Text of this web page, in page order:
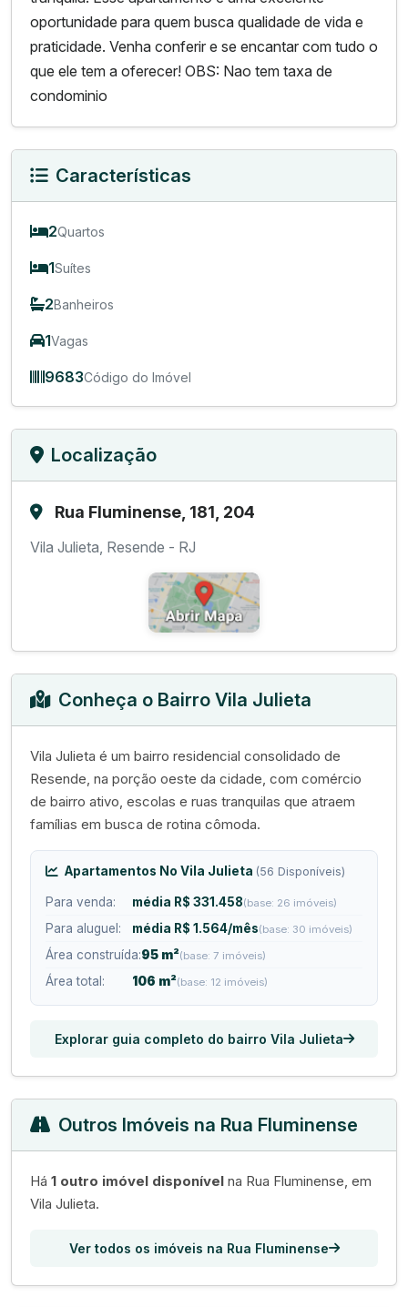
oportunidade para quem busca qualidade de vida e
praticidade. Venha conferir e se encantar com tudo o
que ele tem a oferecer! OBS: Nao tem taxa de
condominio
Características
2Quartos
1Suítes
2Banheiros
1Vagas
9683Código do Imóvel
Localização
Rua Fluminense, 181, 204
Vila Julieta, Resende - RJ
Conheça o Bairro Vila Julieta
Vila Julieta é um bairro residencial consolidado de
Resende, na porção oeste da cidade, com comércio
de bairro ativo, escolas e ruas tranquilas que atraem
famílias em busca de rotina cômoda.
Apartamentos No Vila Julieta (56 Disponíveis)
Para venda: média R$ 331.458(base: 26 imóveis)
Para aluguel: média R$ 1.564/mês(base: 30 imóveis)
Área construída:95 m²(base: 7 imóveis)
Área total: 106 m²(base: 12 imóveis)
Explorar guia completo do bairro Vila Julieta
Outros Imóveis na Rua Fluminense
Há 1 outro imóvel disponível na Rua Fluminense, em
Vila Julieta.
Ver todos os imóveis na Rua Fluminense